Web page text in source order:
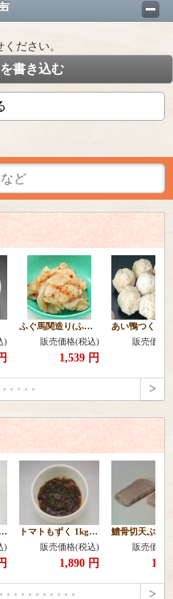
ださい。
書き込む
)
ふぐ馬関造り(ふぐ塩辛) 300g 【冷凍】
販売価格(税込)
1,539 円
販売価格(
>
くず餅(ぶどう) 20g 20個 【冷凍】
)
トマトもずく 1kg 【冷凍】
販売価格(税込)
1,890 円
販売価格(
>